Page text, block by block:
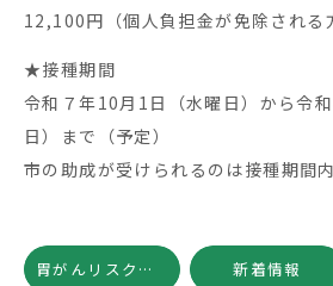
12,100円（個人負担金が免除される
★接種期間
令和７年10月1日（水曜日）から令
日）まで（予定）
市の助成が受けられるのは接種期間
胃がんリスク検査（ABC検診）を行っております 新着情報